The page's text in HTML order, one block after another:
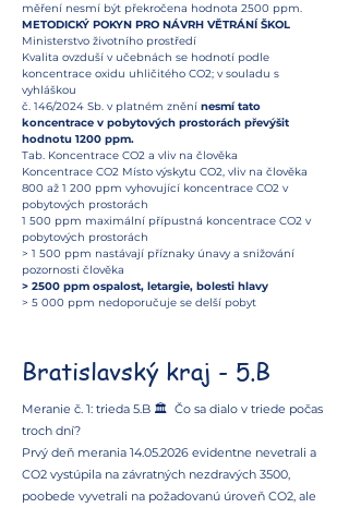
měření nesmí být překročena hodnota 2500 ppm.
METODICKÝ POKYN PRO NÁVRH VĚTRÁNÍ ŠKOL
Ministerstvo životního prostředí
Kvalita ovzduší v učebnách se hodnotí podle
koncentrace oxidu uhličitého CO2; v souladu s
vyhláškou
č. 146/2024 Sb. v platném znění nesmí tato
koncentrace v pobytových prostorách převýšit
hodnotu 1200 ppm.
Tab. Koncentrace CO2 a vliv na člověka
Koncentrace CO2 Místo výskytu CO2, vliv na člověka
800 až 1 200 ppm vyhovující koncentrace CO2 v
pobytových prostorách
1 500 ppm maximální přípustná koncentrace CO2 v
pobytových prostorách
> 1 500 ppm nastávají příznaky únavy a snižování
pozornosti člověka
> 2500 ppm ospalost, letargie, bolesti hlavy
> 5 000 ppm nedoporučuje se delší pobyt
Bratislavský kraj - 5.B
Meranie č. 1: trieda 5.B 🏛️ Čo sa dialo v triede počas
troch dní?
Prvý deň merania 14.05.2026 evidentne nevetrali a
CO2 vystúpila na závratných nezdravých 3500,
poobede vyvetrali na požadovanú úroveň CO2, ale